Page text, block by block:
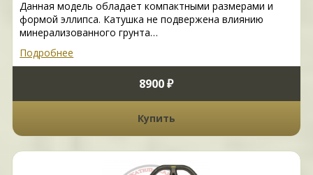
Данная модель обладает компактными размерами и
формой эллипса. Катушка не подвержена влиянию
минерализованного грунта…
Подробнее
8900 ₽
Купить